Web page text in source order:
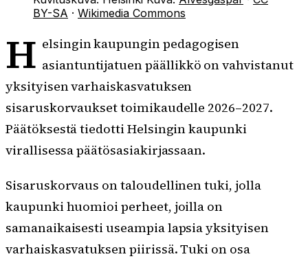
BY-SA · Wikimedia Commons
H elsingin kaupungin pedagogisen
asiantuntijatuen päällikkö on vahvistanut
yksityisen varhaiskasvatuksen
sisaruskorvaukset toimikaudelle 2026–2027.
Päätöksestä tiedotti Helsingin kaupunki
virallisessa päätösasiakirjassaan.
Sisaruskorvaus on taloudellinen tuki, jolla
kaupunki huomioi perheet, joilla on
samanaikaisesti useampia lapsia yksityisen
varhaiskasvatuksen piirissä. Tuki on osa